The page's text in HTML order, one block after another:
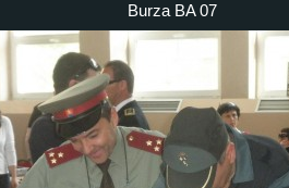
Burza BA 07